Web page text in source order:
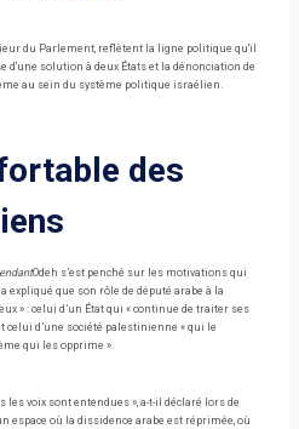
du Parlement, reflètent la ligne politique qu'il
d'une solution à deux États et la dénonciation de
au sein du système politique israélien.
des
Odeh s’est penché sur les motivations qui
que son rôle de député arabe à la
» : celui d’un État qui « continue de traiter ses
celui d’une société palestinienne « qui le
qui les opprime ».
voix sont entendues », a-t-il déclaré lors de
espace où la dissidence arabe est réprimée, où